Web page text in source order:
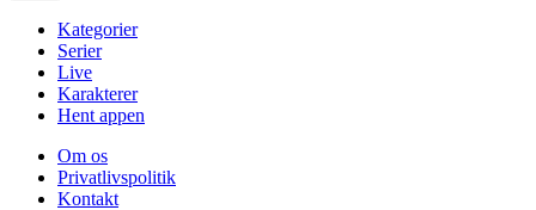
Kategorier
Serier
Live
Karakterer
Hent appen
Om os
Privatlivspolitik
Kontakt